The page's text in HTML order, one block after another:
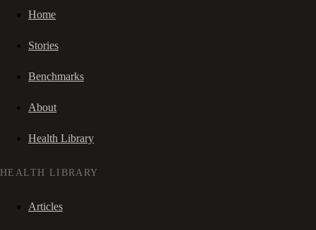
Home
Stories
Benchmarks
About
Health Library
HEALTH LIBRARY
Articles